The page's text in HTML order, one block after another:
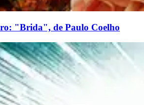
"Brida", de Paulo Coelho